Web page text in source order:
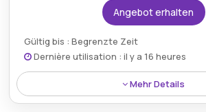
Art des Angebots:Zeitlich
Kumulierbar:Kombinierbar mit
Bedingungen:Weitere
in den Bedingungen auf der
Angebot erhalten
Gültig bis : Begrenzte Zeit
Dernière utilisation : il y a 16 heures
Mehr Details
Erhalten Sie bis zu 77% Rabatt auf